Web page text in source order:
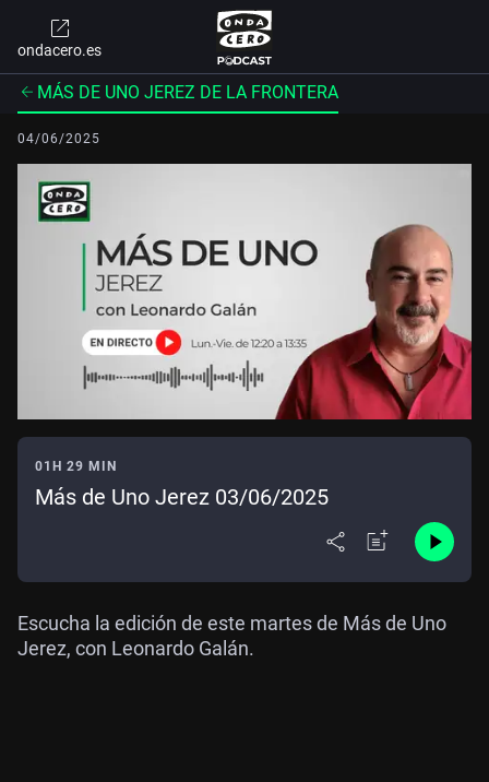
ondacero.es
MÁS DE UNO JEREZ DE LA FRONTERA
04/06/2025
01H 29 MIN
Más de Uno Jerez 03/06/2025
Escucha la edición de este martes de Más de Uno
Jerez, con Leonardo Galán.